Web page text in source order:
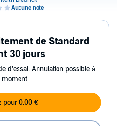
de Standard
30 jours
d’essai. Annulation possible à
moment
pour 0,00 €